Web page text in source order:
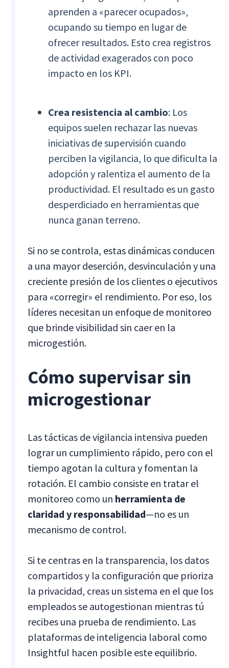
aprenden a «parecer ocupados»,
ocupando su tiempo en lugar de
ofrecer resultados. Esto crea registros
de actividad exagerados con poco
impacto en los KPI.
Crea resistencia al cambio: Los
equipos suelen rechazar las nuevas
iniciativas de supervisión cuando
perciben la vigilancia, lo que dificulta la
adopción y ralentiza el aumento de la
productividad. El resultado es un gasto
desperdiciado en herramientas que
nunca ganan terreno.
Si no se controla, estas dinámicas conducen
a una mayor deserción, desvinculación y una
creciente presión de los clientes o ejecutivos
para «corregir» el rendimiento. Por eso, los
líderes necesitan un enfoque de monitoreo
que brinde visibilidad sin caer en la
microgestión.
Cómo supervisar sin
microgestionar
Las tácticas de vigilancia intensiva pueden
lograr un cumplimiento rápido, pero con el
tiempo agotan la cultura y fomentan la
rotación. El cambio consiste en tratar el
monitoreo como un herramienta de
claridad y responsabilidad—no es un
mecanismo de control.
Si te centras en la transparencia, los datos
compartidos y la configuración que prioriza
la privacidad, creas un sistema en el que los
empleados se autogestionan mientras tú
recibes una prueba de rendimiento. Las
plataformas de inteligencia laboral como
Insightful hacen posible este equilibrio.